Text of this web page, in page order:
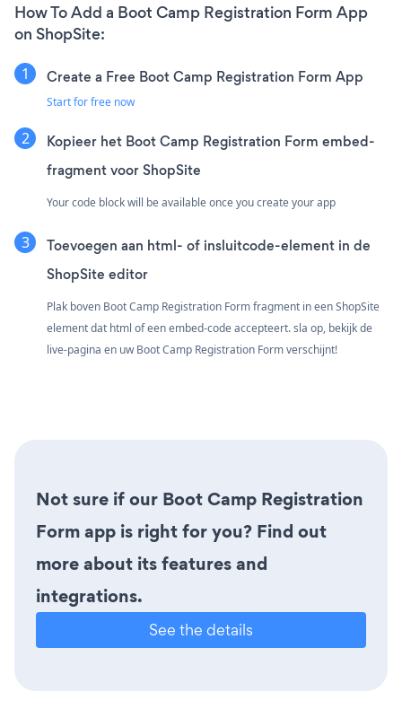
How To Add a Boot Camp Registration Form App
on ShopSite:
Create a Free Boot Camp Registration Form App
Start for free now
Kopieer het Boot Camp Registration Form embed-
fragment voor ShopSite
Your code block will be available once you create your app
Toevoegen aan html- of insluitcode-element in de
ShopSite editor
Plak boven Boot Camp Registration Form fragment in een ShopSite
element dat html of een embed-code accepteert. sla op, bekijk de
live-pagina en uw Boot Camp Registration Form verschijnt!
Not sure if our Boot Camp Registration
Form app is right for you? Find out
more about its features and
integrations.
See the details